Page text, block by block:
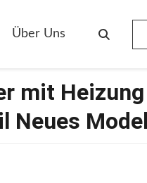
Über Uns
mit Heizung
Neues